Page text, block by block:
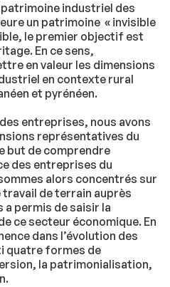
industriel des
un patrimoine « invisible
le premier objectif est
En ce sens,
en valeur les dimensions
en contexte rural
et pyrénéen.
entreprises, nous avons
représentatives du
but de comprendre
des entreprises du
alors concentrés sur
de terrain auprès
a permis de saisir la
ce secteur économique. En
dans l’évolution des
quatre formes de
la patrimonialisation,